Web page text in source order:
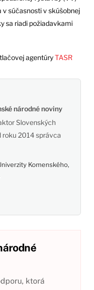
v súčasnosti v skúšobnej
sa riadi požiadavkami
agentúryTASR
národné noviny
Slovenských
roku 2014 správca
Komenského,
ktorá